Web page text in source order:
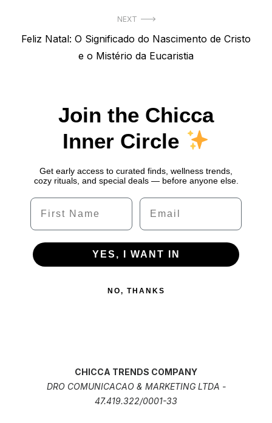
NEXT
Next
Feliz Natal: O Significado do Nascimento de Cristo
e o Mistério da Eucaristia
Join the Chicca
Inner Circle
Get early access to curated finds, wellness trends,
cozy rituals, and special deals — before anyone else.
Name Email
YES, I WANT IN
NO, THANKS
CHICCA TRENDS COMPANY
DRO COMUNICACAO & MARKETING LTDA -
47.419.322/0001-33